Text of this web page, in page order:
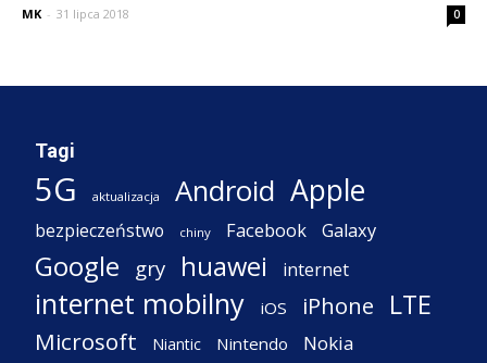
MK - 31 lipca 2018 0
Tagi
5G aktualizacja Android Apple
bezpieczeństwo chiny Facebook Galaxy
Google gry huawei internet
internet mobilny iOS iPhone LTE
Microsoft Niantic Nintendo Nokia